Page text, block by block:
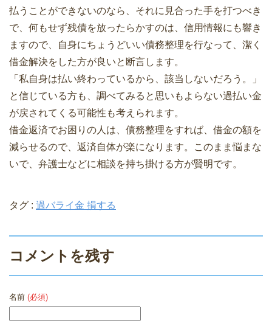
払うことができないのなら、それに見合った手を打つべき
で、何もせず残債を放ったらかすのは、信用情報にも響き
ますので、自身にちょうどいい債務整理を行なって、潔く
借金解決をした方が良いと断言します。
「私自身は払い終わっているから、該当しないだろう。」
と信じている方も、調べてみると思いもよらない過払い金
が戻されてくる可能性も考えられます。
借金返済でお困りの人は、債務整理をすれば、借金の額を
減らせるので、返済自体が楽になります。このまま悩まな
いで、弁護士などに相談を持ち掛ける方が賢明です。
タグ : 過バライ金 損する
コメントを残す
名前 (必須)